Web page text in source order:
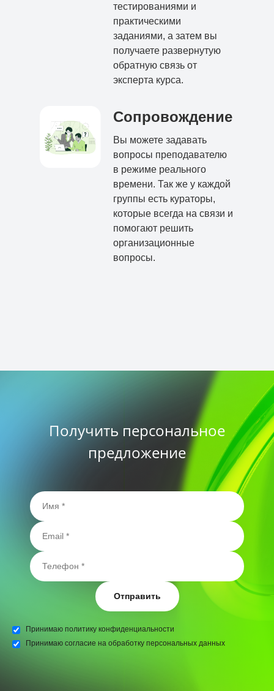
тестированиями и
практическими
заданиями, а затем вы
получаете развернутую
обратную связь от
эксперта курса.
Сопровождение
Вы можете задавать
вопросы преподавателю
в режиме реального
времени. Так же у каждой
группы есть кураторы,
которые всегда на связи и
помогают решить
организационные
вопросы.
Получить персональное
предложение
Отправить
Принимаю политику конфиденциальности
Принимаю согласие на обработку персональных данных